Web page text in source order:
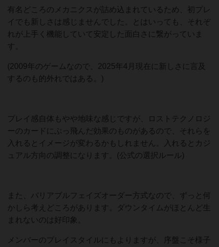
有名どころのメカニクスが詰め込まれているため、初プレ
イでも新しさは感じませんでした。とはいっても、それぞ
れが上手く機能していて安定した面白さに繋がっていま
す。
(2009年のゲームなので、2025年4月現在に新しさに言及
するのも的外れではある。)
プレイ感自体もやや地味な感じですが、ロストテクノロジ
ーのカードにぶっ飛んだ効果のものがあるので、それらを
入れるとイメージが変わるかもしれません。入れるとカジ
ュアル方向の調整になります。(公式の選択ルール)
また、バリアブルフェイズオーダー方式なので、ずっと何
かしら考えどころがあります。ダウンタイムがほとんど生
まれないのは好印象。
メンバーのプレイスタイルにもよりますが、序盤こそ様子